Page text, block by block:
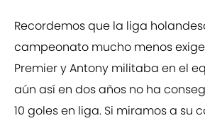
Recordemos que la liga
campeonato mucho menos
Premier y Antony militaba en el
aún así en dos años no ha
10 goles en liga. Si miramos a su